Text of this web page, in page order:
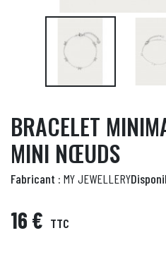
BRACELET
MINI NŒUDS
Fabricant : MY JEWELLERY
16 € TTC